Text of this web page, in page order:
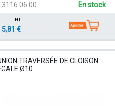
3116 06 00 En stock
HT
5,81 €
TRAVERSÉE DE CLOISON
Ø10